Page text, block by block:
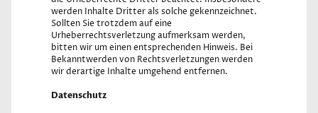
werden Inhalte Dritter als solche gekennzeichnet.
Sollten Sie trotzdem auf eine
Urheberrechtsverletzung aufmerksam werden,
bitten wir um einen entsprechenden Hinweis. Bei
Bekanntwerden von Rechtsverletzungen werden
wir derartige Inhalte umgehend entfernen.
Datenschutz